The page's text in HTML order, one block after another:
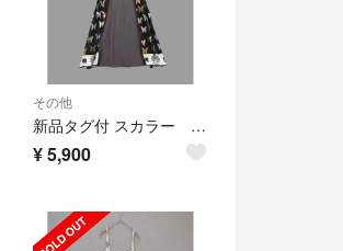
その他
新品タグ付 スカラー 162661：天竺×蝶柄布帛ワンピース
¥5,900